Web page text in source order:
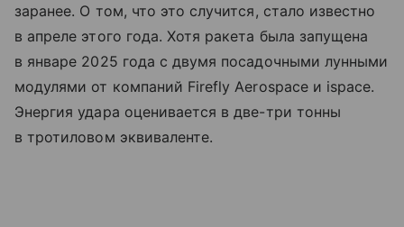
заранее. О том, что это случится, стало известно
в апреле этого года. Хотя ракета была запущена
в январе 2025 года с двумя посадочными лунными
модулями от компаний Firefly Aerospace и ispace.
Энергия удара оценивается в две-три тонны
в тротиловом эквиваленте.